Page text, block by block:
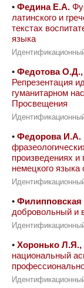
• Федина Е.А.
латинского и
текстах
языка
• Федотова
Репрезентация
гуманитарном
Просвещения
• Федорова И.А.
произведениях и
немецкого
• Филипповская
добровольный и
• Хоронько
национальный